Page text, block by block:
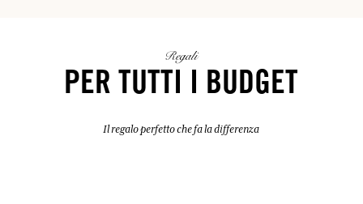
Regali
PER TUTTI I BUDGET
Il regalo perfetto che fa la differenza